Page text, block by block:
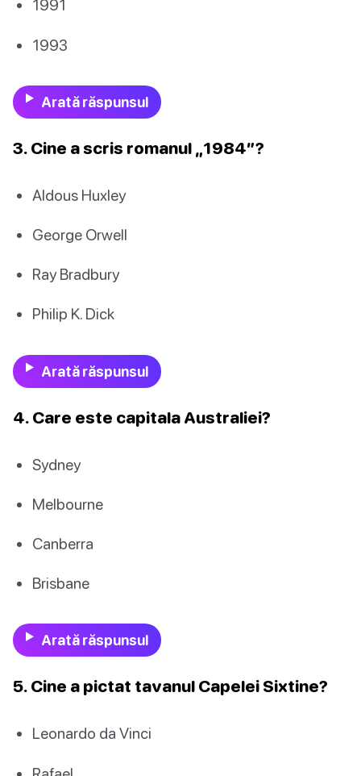
1991
1993
Arată răspunsul
3. Cine a scris romanul „1984”?
Aldous Huxley
George Orwell
Ray Bradbury
Philip K. Dick
Arată răspunsul
4. Care este capitala Australiei?
Sydney
Melbourne
Canberra
Brisbane
Arată răspunsul
5. Cine a pictat tavanul Capelei Sixtine?
Leonardo da Vinci